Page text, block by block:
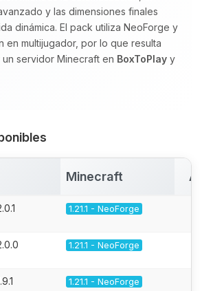
y las dimensiones finales
dinámica. El pack utiliza NeoForge y
en multijugador, por lo que resulta
servidor Minecraft en BoxToPlay y
Minecraft
1.21.1 - NeoForge
1.21.1 - NeoForge
1.21.1 - NeoForge